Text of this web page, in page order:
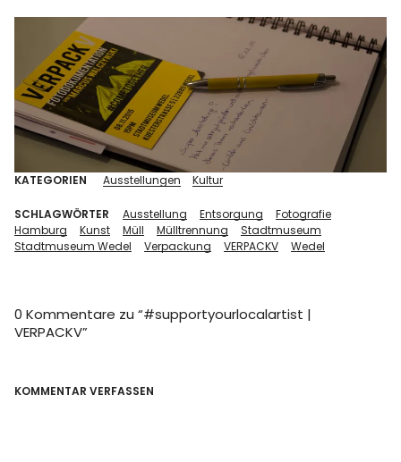
KATEGORIEN Ausstellungen Kultur
SCHLAGWÖRTER Ausstellung Entsorgung
Fotografie
Hamburg
Kunst Müll Mülltrennung
Stadtmuseum
Stadtmuseum Wedel
Verpackung VERPACKV Wedel
0 Kommentare zu “#supportyourlocalartist |
VERPACKV”
KOMMENTAR VERFASSEN